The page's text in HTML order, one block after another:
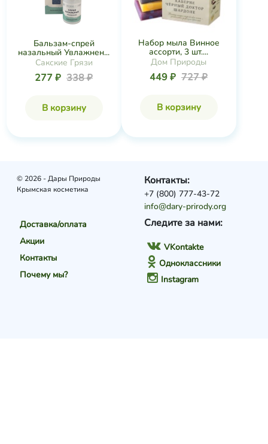
Бальзам-спрей
назальный Увлажнен...
Сакские Грязи
277 ₽ 338 ₽
В корзину
Набор мыла Винное
ассорти, 3 шт....
Дом Природы
449 ₽ 727 ₽
В корзину
© 2026 - Дары Природы
Крымская косметика
Доставка/оплата
Акции
Контакты
Почему мы?
Следите за нами:
VKontakte
Одноклассники
Instagram
Контакты:
+7 (800) 777-43-72
info@dary-prirody.org